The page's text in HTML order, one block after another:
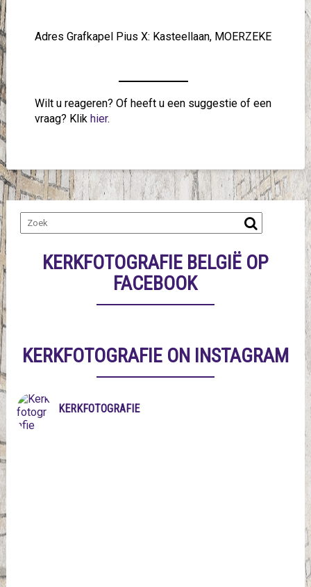
Adres Grafkapel Pius X: Kasteellaan, MOERZEKE
Wilt u reageren? Of heeft u een suggestie of een
vraag? Klik hier.
KERKFOTOGRAFIE BELGIË OP
FACEBOOK
KERKFOTOGRAFIE ON INSTAGRAM
KERKFOTOGRAFIE